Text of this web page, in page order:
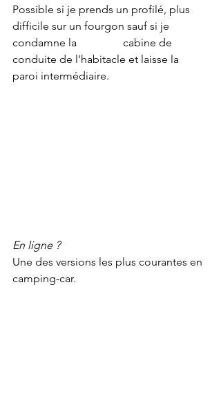
Possible si je prends un profilé, plus
difficile sur un fourgon sauf si je
condamne la 		cabine de
conduite de l'habitacle et laisse la
paroi intermédiaire.
En ligne ?
Une des versions les plus courantes en
camping-car.